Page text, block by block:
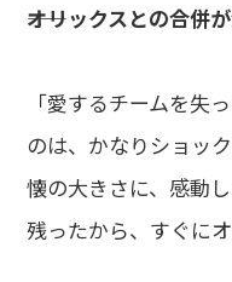
――オリックスとの合
「愛するチームを失
のは、かなりショッ
懐の大きさに、感動
残ったから、すぐに